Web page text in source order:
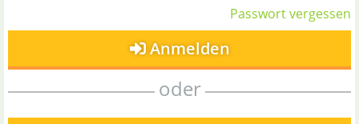
Passwort vergessen
Anmelden
oder